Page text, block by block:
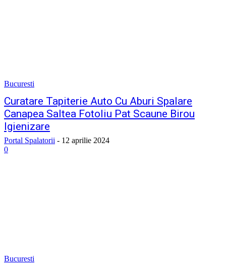
Bucuresti
Curatare Tapiterie Auto Cu Aburi Spalare
Canapea Saltea Fotoliu Pat Scaune Birou
Igienizare
Portal Spalatorii - 12 aprilie 2024
0
Bucuresti